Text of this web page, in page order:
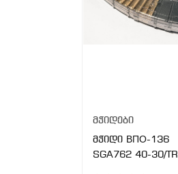
მჭიდები
მჭიდი ВПО-136
SGA762 40-30/TR